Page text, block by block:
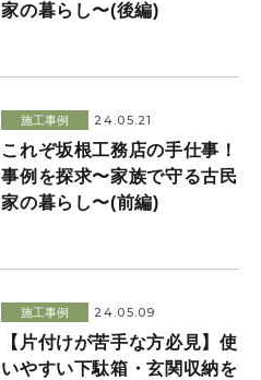
家の暮らし〜(後編)
施工事例 24.05.21
これぞ坂根工務店の手仕事！
事例を探求〜家族で守る古民
家の暮らし〜(前編)
施工事例 24.05.09
【片付けが苦手な方必見】使
いやすい下駄箱・玄関収納を